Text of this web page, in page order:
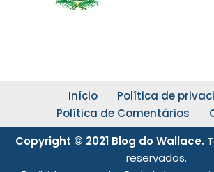
Início
Política de
Política de Comentários
Copyright © 2021 Blog do Wallace.
reservados.